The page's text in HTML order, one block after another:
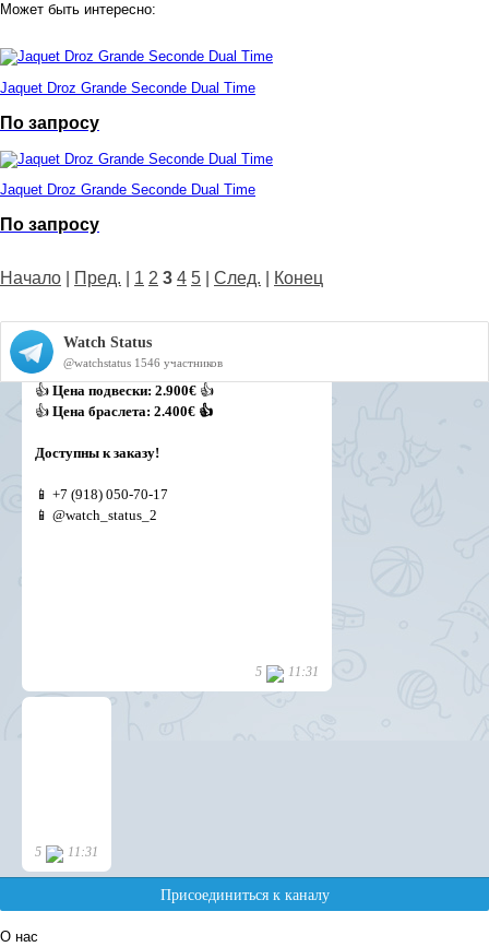
Может быть интересно:
Jaquet Droz Grande Seconde Dual Time
По запросу
Jaquet Droz Grande Seconde Dual Time
По запросу
Начало Пред. 1 2 3 4 5 След. Конец
О нас